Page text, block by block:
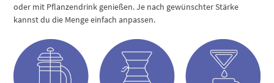
oder mit Pflanzendrink genießen. Je nach gewünschter Stärke
kannst du die Menge einfach anpassen.